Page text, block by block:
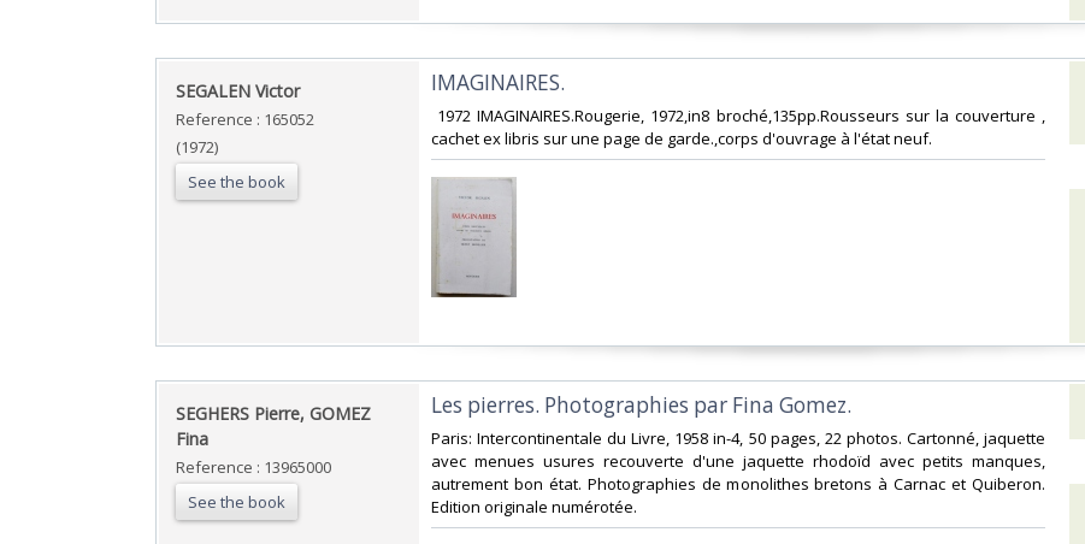
‎SEGALEN Victor‎
Reference : 165052
(1972)
See the book
‎IMAGINAIRES.‎
‎ 1972 IMAGINAIRES.Rougerie, 1972,in8 broché,135pp.Rousseurs sur la couverture ,
cachet ex libris sur une page de garde.,corps d'ouvrage à l'état neuf. ‎
‎SEGHERS Pierre, GOMEZ
Fina‎
Reference : 13965000
See the book
‎Les pierres. Photographies par Fina Gomez.‎
‎Paris: Intercontinentale du Livre, 1958 in-4, 50 pages, 22 photos. Cartonné, jaquette
avec menues usures recouverte d'une jaquette rhodoïd avec petits manques,
autrement bon état. Photographies de monolithes bretons à Carnac et Quiberon.
Edition originale numérotée.‎